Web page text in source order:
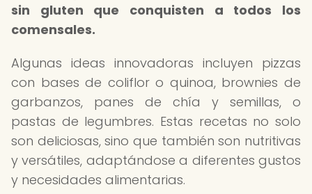
sin gluten que conquisten a todos los
comensales.
Algunas ideas innovadoras incluyen pizzas
con bases de coliflor o quinoa, brownies de
garbanzos, panes de chía y semillas, o
pastas de legumbres. Estas recetas no solo
son deliciosas, sino que también son nutritivas
y versátiles, adaptándose a diferentes gustos
y necesidades alimentarias.